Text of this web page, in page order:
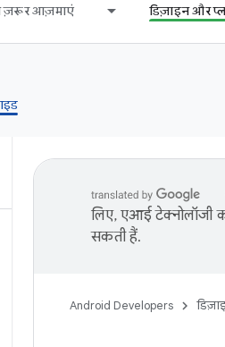
ज़रूर आज़माएं डिज़ाइन और
लिए, एआई टेक्नोलॉजी
सकती हैं.
Android Developers